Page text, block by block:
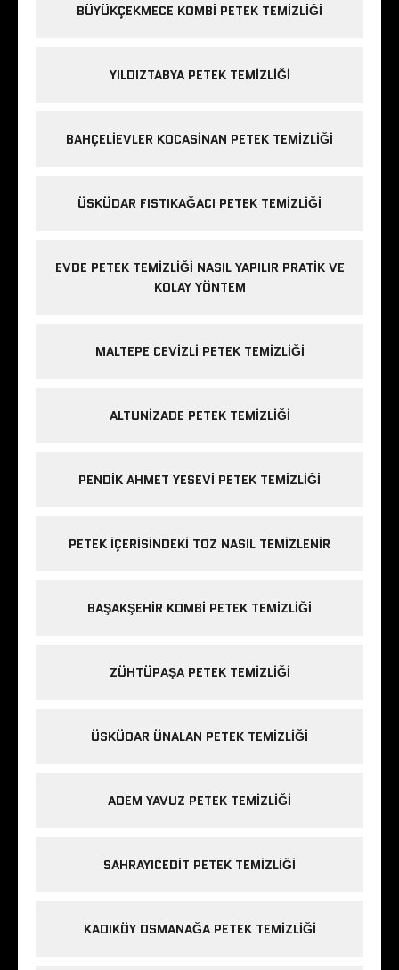
BÜYÜKÇEKMECE KOMBI PETEK TEMIZLIĞI
YILDIZTABYA PETEK TEMIZLIĞI
BAHÇELIEVLER KOCASINAN PETEK TEMIZLIĞI
ÜSKÜDAR FISTIKAĞACI PETEK TEMIZLIĞI
EVDE PETEK TEMIZLIĞI NASIL YAPILIR PRATIK VE
KOLAY YÖNTEM
MALTEPE CEVIZLI PETEK TEMIZLIĞI
ALTUNIZADE PETEK TEMIZLIĞI
PENDIK AHMET YESEVI PETEK TEMIZLIĞI
PETEK IÇERISINDEKI TOZ NASIL TEMIZLENIR
BAŞAKŞEHIR KOMBI PETEK TEMIZLIĞI
ZÜHTÜPAŞA PETEK TEMIZLIĞI
ÜSKÜDAR ÜNALAN PETEK TEMIZLIĞI
ADEM YAVUZ PETEK TEMIZLIĞI
SAHRAYICEDIT PETEK TEMIZLIĞI
KADIKÖY OSMANAĞA PETEK TEMIZLIĞI